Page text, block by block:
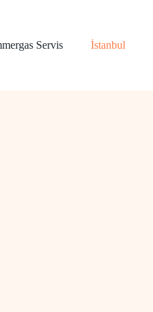
Servis İstanbul